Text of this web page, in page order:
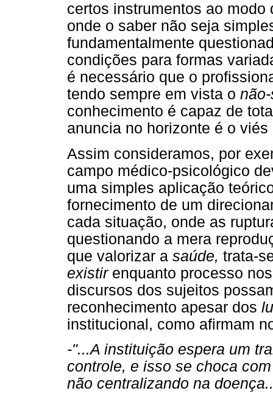
certos instrumentos ao modo
onde o saber não seja
fundamentalmente
condições para formas
é necessário que o
tendo sempre em vista o
conhecimento é capaz de
anuncia no horizonte é o
Assim consideramos, por
campo médico-psicológico
uma simples aplicação
fornecimento de um
cada situação, onde as
questionando a mera
que valorizar a saúde, trata-
existirenquanto processo
discursos dos sujeitos
reconhecimento apesar dos
institucional, como afirmam
-"...A instituição espera um
controle, e isso se choca
não centralizando na